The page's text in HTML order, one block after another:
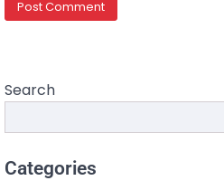
Search
Categories